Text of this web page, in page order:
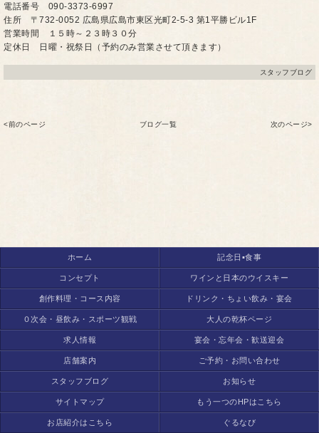
電話番号 090-3373-6997
住所 〒732-0052 広島県広島市東区光町2-5-3 第1平勝ビル1F
営業時間 １５時～２３時３０分
定休日 日曜・祝祭日（予約のみ営業させて頂きます）
スタッフブログ
<前のページ ブログ一覧 次のページ>
ホーム 記念日▪食事
コンセプト ワインと日本のウイスキー
創作料理・コース内容 ドリンク・ちょい飲み・宴会
０次会・昼飲み・スポーツ観戦 大人の乾杯ページ
求人情報 宴会・忘年会・歓送迎会
店舗案内 ご予約・お問い合わせ
スタッフブログ お知らせ
サイトマップ もう一つのHPはこちら
お店紹介はこちら ぐるなび